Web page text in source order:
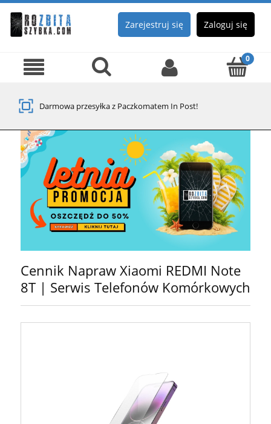
Zarejestruj się Zaloguj się
Darmowa przesyłka z Paczkomatem In Post!
Cennik Napraw Xiaomi REDMI Note
8T | Serwis Telefonów Komórkowych